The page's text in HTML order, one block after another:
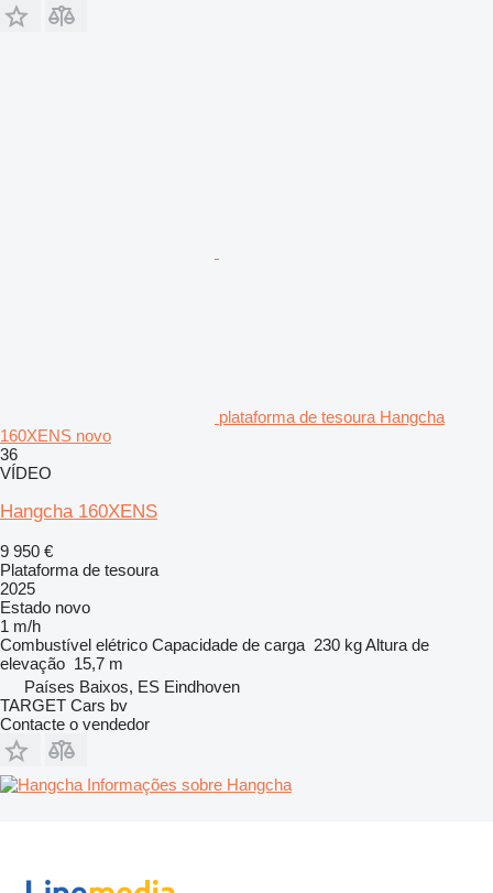
plataforma de tesoura Hangcha
160XENS novo
36
VÍDEO
Hangcha 160XENS
9 950 €
Plataforma de tesoura
2025
Estado novo
1 m/h
Combustível elétrico Capacidade de carga 230 kgAltura de
elevação 15,7 m
Países Baixos, ES Eindhoven
TARGET Cars bv
Contacte o vendedor
Informações sobre Hangcha